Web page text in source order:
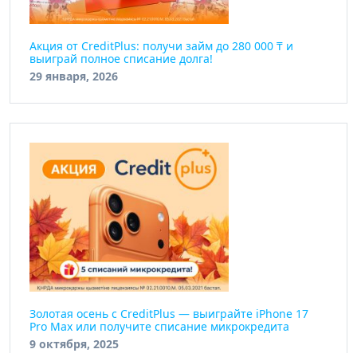
Акция от CreditPlus: получи займ до 280 000 ₸ и
выиграй полное списание долга!
29 января, 2026
Золотая осень с CreditPlus — выиграйте iPhone 17
Pro Max или получите списание микрокредита
9 октября, 2025